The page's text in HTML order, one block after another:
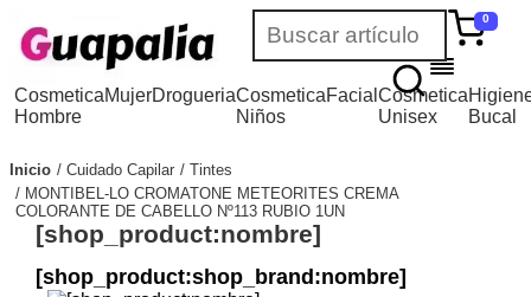
0
Cosmetica
Hombre
MujerDrogueriaCosmetica
Niños
FacialCosmetica
Unisex
Bucal
Inicio Cuidado Capilar
Tintes
MONTIBEL-LO CROMATONE METEORITES CREMA
COLORANTE DE CABELLO Nº113 RUBIO 1UN
[shop_product:nombre]
[shop_product:shop_brand:nombre]